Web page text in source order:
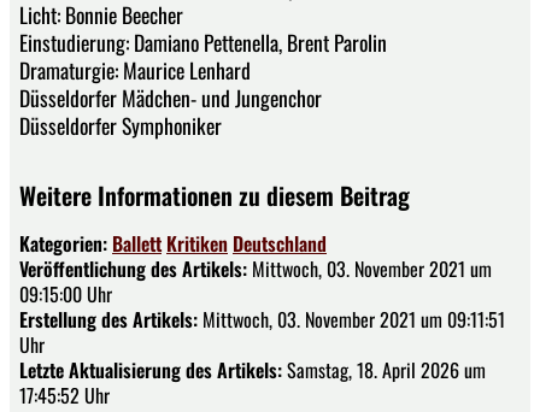
Licht: Bonnie Beecher
Einstudierung: Damiano Pettenella, Brent Parolin
Dramaturgie: Maurice Lenhard
Düsseldorfer Mädchen- und Jungenchor
Düsseldorfer Symphoniker
Weitere Informationen zu diesem Beitrag
Kategorien: Ballett Kritiken Deutschland
Veröffentlichung des Artikels: Mittwoch, 03. November 2021 um
09:15:00 Uhr
Erstellung des Artikels: Mittwoch, 03. November 2021 um 09:11:51
Uhr
Letzte Aktualisierung des Artikels:Samstag, 18. April 2026 um
17:45:52 Uhr